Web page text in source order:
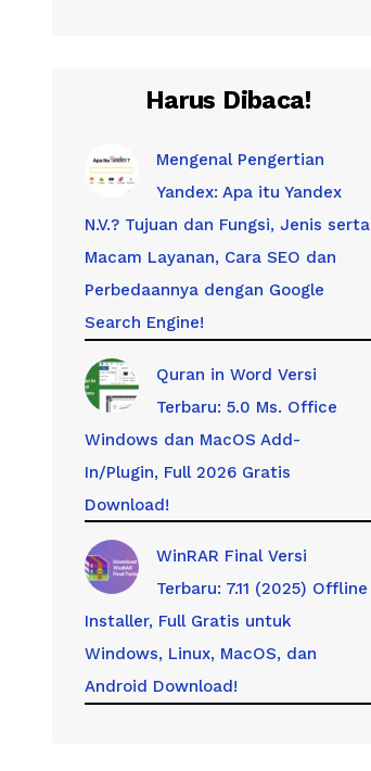
Harus Dibaca!
Mengenal Pengertian
Yandex: Apa itu Yandex
N.V.? Tujuan dan Fungsi, Jenis serta
Macam Layanan, Cara SEO dan
Perbedaannya dengan Google
Search Engine!
Quran in Word Versi
Terbaru: 5.0 Ms. Office
Windows dan MacOS Add-
In/Plugin, Full 2026 Gratis
Download!
WinRAR Final Versi
Terbaru: 7.11 (2025) Offline
Installer, Full Gratis untuk
Windows, Linux, MacOS, dan
Android Download!